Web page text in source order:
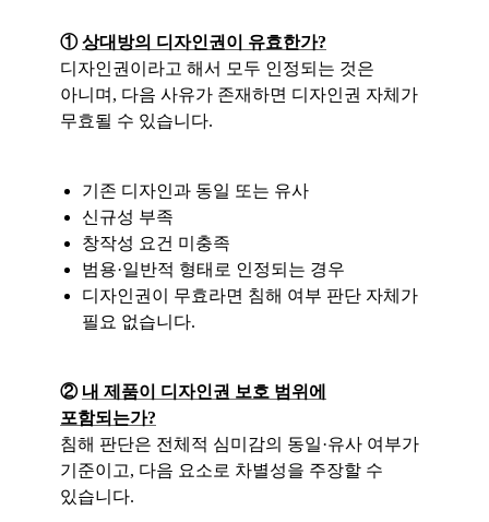
①상대방의 디자인권이 유효한가?
디자인권이라고 해서 모두 인정되는 것은
아니며, 다음 사유가 존재하면 디자인권 자체가
무효될 수 있습니다.
기 존 디자인과 동일 또는 유사
신규성 부족
창작성 요건 미충족
범용·일반적 형태로 인정되는 경우
디자인권이 무효라면 침해 여부 판단 자체가
필요 없습니다.
② 내 제품이 디자인권 보호 범위에
포함되는가?
침해 판단은 전체적 심미감의 동일·유사 여부가
기준이고, 다음 요소로 차별성을 주장할 수
있습니다.